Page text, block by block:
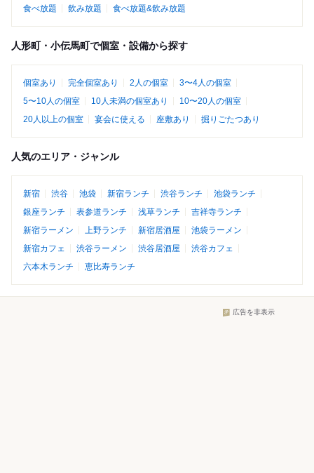
食べ放題
飲み放題 食べ放題&飲み放題
人形町・小伝馬町で個室・設備から探す
個室あり 完全個室あり 2人の個室
3〜4人の個室
5〜10人の個室
10人未満の個室あり
10〜20人の個室
20人以上の個室
宴会に使える 座敷あり 掘りごたつあり
人気のエリア・ジャンル
新宿 渋谷 池袋 新宿ランチ 渋谷ランチ
池袋ランチ
銀座ランチ
表参道ランチ 浅草ランチ
吉祥寺ランチ
新宿ラーメン
上野ランチ 新宿居酒屋
池袋ラーメン
新宿カフェ
渋谷ラーメン 渋谷居酒屋
渋谷カフェ
六本木ランチ
恵比寿ランチ
広告を非表示